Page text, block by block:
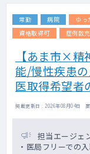
常勤 病院 ゆっ
資格取得可
症例数
【あま市×精
能/慢性疾患
医取得希望者
掲載更新日 : 2026年08月04日
担当エージェ
・医局フリーでの